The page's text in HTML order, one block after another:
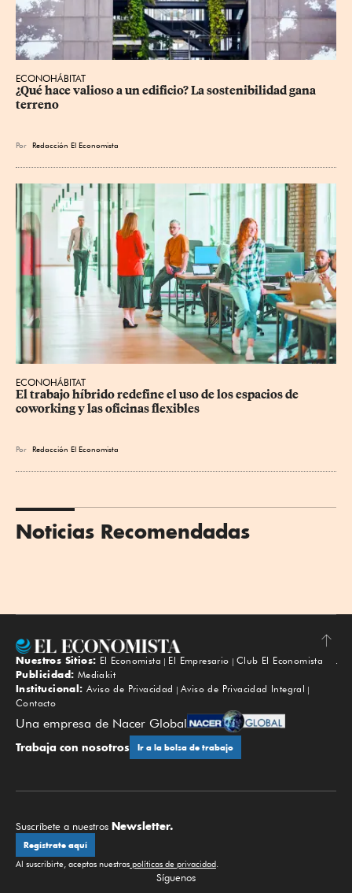
ECONOHÁBITAT
¿Qué hace valioso a un edificio? La sostenibilidad gana
terreno
Por Redacción El Economista
ECONOHÁBITAT
El trabajo híbrido redefine el uso de los espacios de
coworking y las oficinas flexibles
Por Redacción El Economista
Noticias Recomendadas
Subir
Nuestros Sitios: El Economista El Empresario
Club El Economista
Publicidad: Mediakit
Institucional: Aviso de Privacidad
Aviso de Privacidad Integral
Contacto
Una empresa de Nacer Global
Trabaja con nosotros Ir a la bolsa de trabajo
Suscríbete a nuestros Newsletter.
Regístrate aquí
Al suscribirte, aceptas nuestras políticas de privacidad
Síguenos